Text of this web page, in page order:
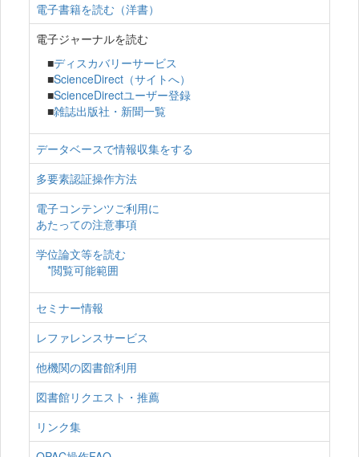
電子書籍を読む（洋書）
電子ジャーナルを読む
■ディスカバリーサービス
■ScienceDirect（サイトへ）
■ScienceDirectユーザー登録
■雑誌出版社・新聞一覧
データベースで情報収集をする
多要素認証操作方法
電子コンテンツご利用に
あたっての注意事項
学位論文等を読む
*閲覧可能範囲
セミナー情報
レファレンスサービス
他機関の図書館利用
図書館リクエスト・推薦
リンク集